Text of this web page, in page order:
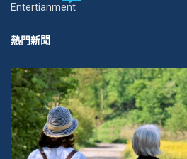
Entertianment
熱門新聞